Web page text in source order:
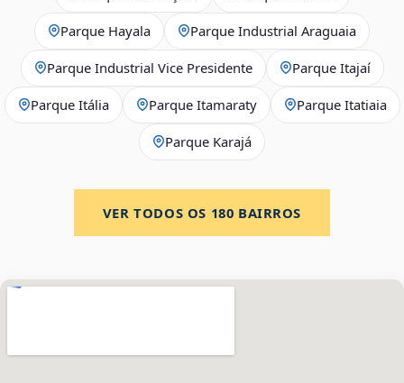
Parque Hayala Parque Industrial Araguaia
Parque Industrial Vice Presidente Parque Itajaí
Parque Itália Parque Itamaraty Parque Itatiaia
Parque Karajá
VER TODOS OS 180 BAIRROS